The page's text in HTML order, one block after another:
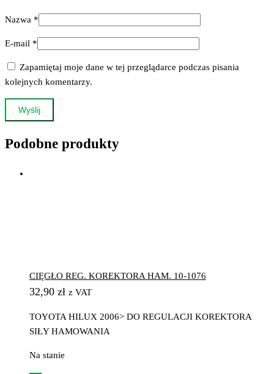
Nazwa *
E-mail *
Zapamiętaj moje dane w tej przeglądarce podczas pisania
kolejnych komentarzy.
Podobne produkty
CIĘGŁO REG. KOREKTORA HAM. 10-1076
32,90 zł z VAT
TOYOTA HILUX 2006> DO REGULACJI KOREKTORA
SIŁY HAMOWANIA
Na stanie